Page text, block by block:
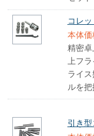
コレ
本体価
精密卓
上フラ
ライ
ルを把
引き型